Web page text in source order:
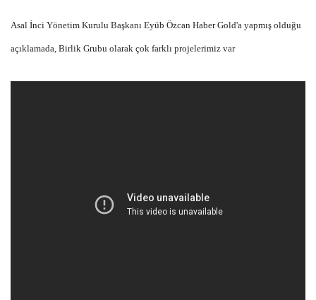
Asal İnci Yönetim Kurulu Başkanı Eyüb Özcan Haber Gold'a yapmış olduğu
açıklamada, Birlik Grubu olarak çok farklı projelerimiz var